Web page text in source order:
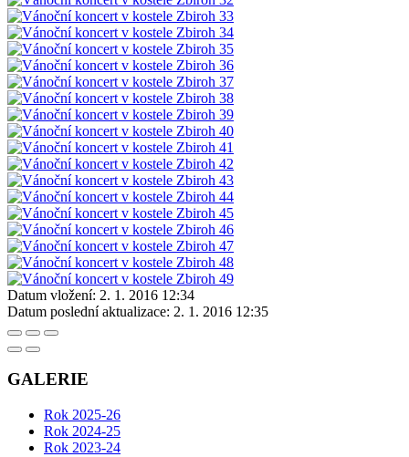
Datum vložení: 2. 1. 2016 12:34
Datum poslední aktualizace: 2. 1. 2016 12:35
GALERIE
Rok 2025-26
Rok 2024-25
Rok 2023-24